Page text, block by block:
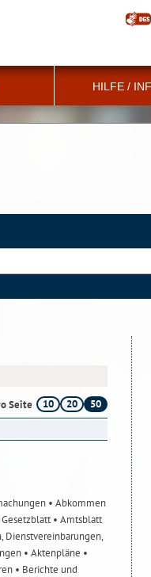
HILFE /
Seite 10 20
50
• Abkommen
Gesetzblatt• Amtsblatt
Dienstvereinbarungen,
• Aktenpläne •
• Berichte und